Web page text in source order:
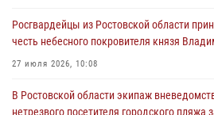
Росгвардейцы из Ростовской области
честь небесного покровителя князя
27 июля 2026, 10:08
В Ростовской области экипаж
нетрезвого посетителя городского пляжа